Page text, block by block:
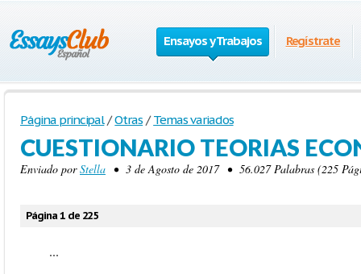
Ensayos y Trabajos Regístrate
Página principal / Otras / Temas variados
CUESTIONARIO TEORIAS
Enviado porStella • 3 de Agosto de 2017 • 56.027 Palabras (225
Página 1 de 225
...